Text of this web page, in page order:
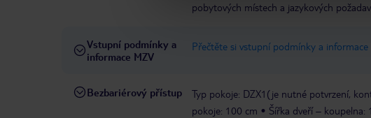
pobytových místech a jazykových
Vstupní podmínky a
informace MZV
Přečtěte si vstupní podmínky a
Bezbariérový přístup Typ pokoje: DZX1(je nutné potvrzení,
pokoje: 100 cm
Šířka dveří – koupelna: